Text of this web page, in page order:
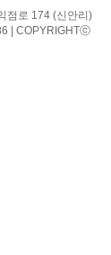
점로 174 (신안리)
| COPYRIGHTⓒ